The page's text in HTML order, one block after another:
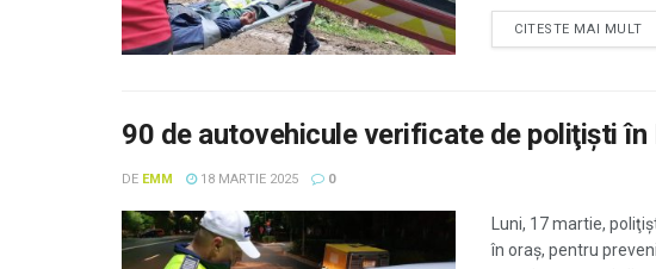
CITESTE MAI MULT
90 de autovehicule verificate de poliţişti în
DE EMM 18 MARTIE 2025 0
Luni, 17 martie,
în oraş, pentru